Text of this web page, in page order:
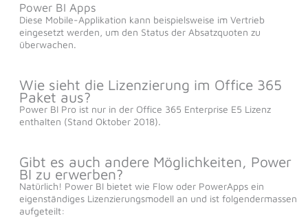
Power BI Apps
Diese Mobile-Applikation kann beispielsweise im Vertrieb
eingesetzt werden, um den Status der Absatzquoten zu
überwachen.
Wie sieht die Lizenzierung im Office 365
Paket aus?
Power BI Pro ist nur in der Office 365 Enterprise E5 Lizenz
enthalten (Stand Oktober 2018).
Gibt es auch andere Möglichkeiten, Power
BI zu erwerben?
Natürlich! Power BI bietet wie Flow oder PowerApps ein
eigenständiges Lizenzierungsmodell an und ist folgendermassen
aufgeteilt: